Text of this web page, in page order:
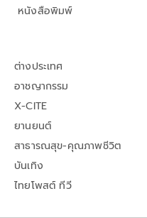
หนังสือพิมพ์
ต่างประเทศ
อาชญากรรม
X-CITE
ยานยนต์
สาธารณสุข-คุณภาพชีวิต
บันเทิง
ไทยโพสต์ ทีวี